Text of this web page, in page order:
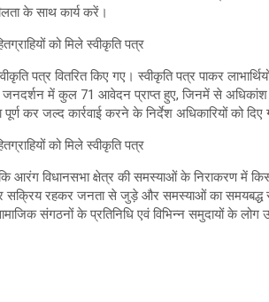
के साथ कार्य करें।
पत्र वितरित किए गए। स्वीकृति पत्र पाकर
में कुल 71 आवेदन प्राप्त हुए, जिनमें से अधिकांश
कर जल्द कार्रवाई करने के निर्देश अधिकारियों को दिए
आरंग विधानसभा क्षेत्र की समस्याओं के निराकरण में
पर सक्रिय रहकर जनता से जुड़े और समस्याओं का समयबद्ध
संगठनों के प्रतिनिधि एवं विभिन्न समुदायों के लोग